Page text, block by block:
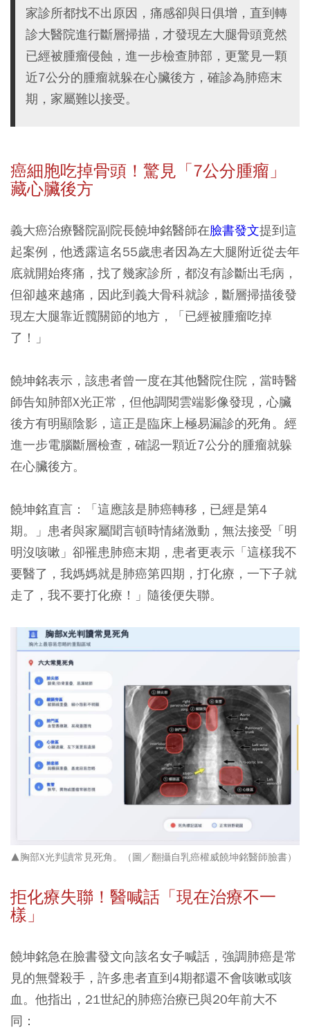
家診所都找不出原因，痛感卻與日俱增，直到轉
診大醫院進行斷層掃描，才發現左大腿骨頭竟然
已經被腫瘤侵蝕，進一步檢查肺部，更驚見一顆
近7公分的腫瘤就躲在心臟後方，確診為肺癌末
期，家屬難以接受。
癌細胞吃掉骨頭！驚見「7公分腫瘤」
藏心臟後方
義大癌治療醫院副院長饒坤銘醫師在臉書發文提到這
起案例，他透露這名55歲患者因為左大腿附近從去年
底就開始疼痛，找了幾家診所，都沒有診斷出毛病，
但卻越來越痛，因此到義大骨科就診，斷層掃描後發
現左大腿靠近髖關節的地方，「已經被腫瘤吃掉
了！」
饒坤銘表示，該患者曾一度在其他醫院住院，當時醫
師告知肺部X光正常，但他調閱雲端影像發現，心臟
後方有明顯陰影，這正是臨床上極易漏診的死角。經
進一步電腦斷層檢查，確認一顆近7公分的腫瘤就躲
在心臟後方。
饒坤銘直言：「這應該是肺癌轉移，已經是第4
期。」患者與家屬聞言頓時情緒激動，無法接受「明
明沒咳嗽」卻罹患肺癌末期，患者更表示「這樣我不
要醫了，我媽媽就是肺癌第四期，打化療，一下子就
走了，我不要打化療！」隨後便失聯。
▲胸部X光判讀常見死角。（圖／翻攝自乳癌權威饒坤銘醫師臉書）
拒化療失聯！醫喊話「現在治療不一
樣」
饒坤銘急在臉書發文向該名女子喊話，強調肺癌是常
見的無聲殺手，許多患者直到4期都還不會咳嗽或咳
血。他指出，21世紀的肺癌治療已與20年前大不
同：